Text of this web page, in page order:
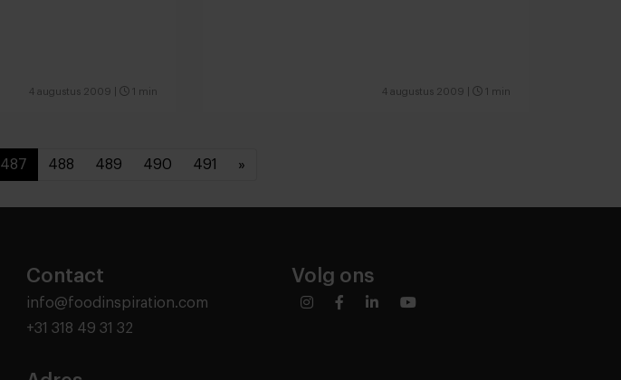
4 augustus 2009 1 min 4 augustus 2009 1 min
487 488 489 490 491 »
Contact
info@foodinspiration.com
+31 318 49 31 32
Volg ons